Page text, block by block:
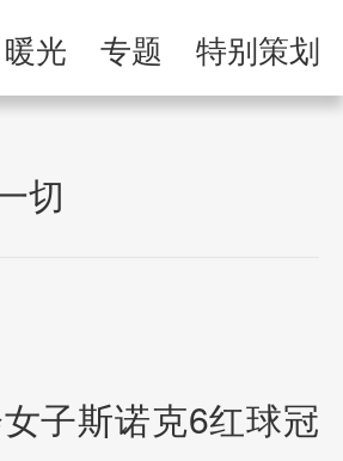
举报专区
暖光 专题 特别策划
切
子斯诺克6红球冠